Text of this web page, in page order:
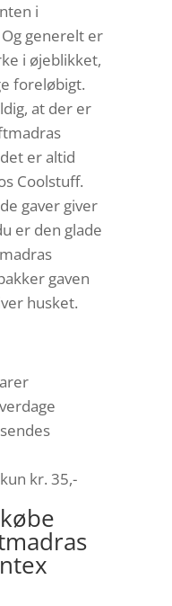
i
generelt er
i øjeblikket,
foreløbigt.
at der er
er altid
Coolstuff.
gaver giver
er den glade
gaven
husket.
kr. 35,-